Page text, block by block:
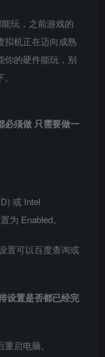
玩，之前游戏的
拟机正在迈向成熟
你的硬件能玩，别
必须做 只需要做一
或 Intel
为 Enabled。
置可以百度查询或
设置是否都已经完
启电脑。